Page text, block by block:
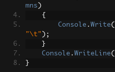
mns )
{
Console . Write(
"\t" );
}
Console . WriteLine
}